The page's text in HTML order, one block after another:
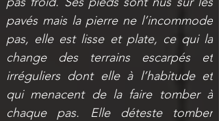
pavés mais la pierre ne l’incommode
pas, elle est lisse et plate, ce qui la
change des terrains escarpés et
irréguliers dont elle à l’habitude et
qui menacent de la faire tomber à
chaque pas. Elle déteste tomber